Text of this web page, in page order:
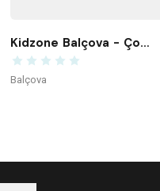
Kidzone Balçova - Çocuk Gelişim ve Aktivite Merkezi
Balçova